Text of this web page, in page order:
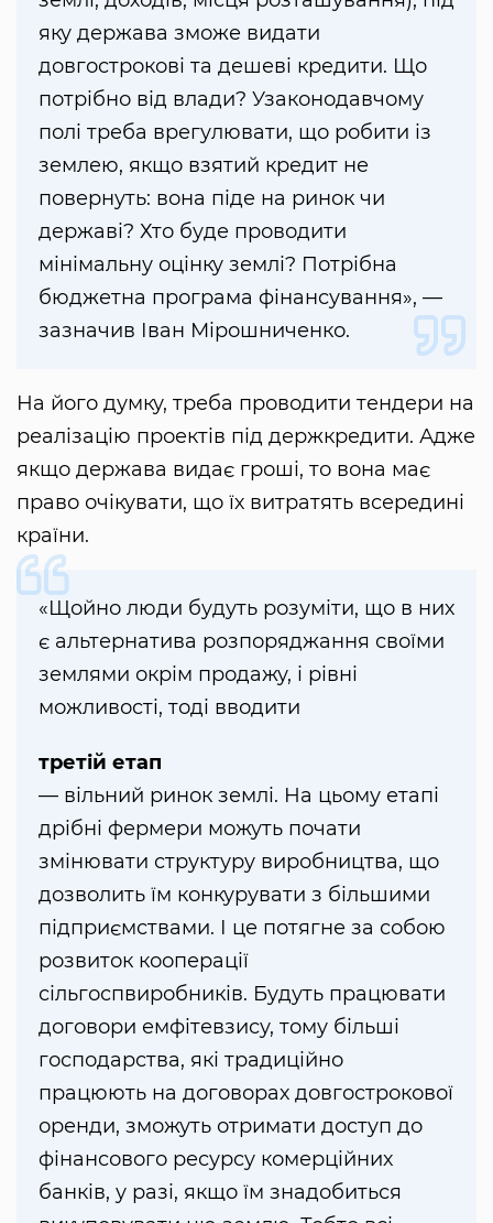
яку держава зможе видати
довгострокові та дешеві кредити. Що
потрібно від влади? Узаконодавчому
полі треба врегулювати, що робити із
землею, якщо взятий кредит не
повернуть: вона піде на ринок чи
державі? Хто буде проводити
мінімальну оцінку землі? Потрібна
бюджетна програма фінансування», —
зазначив Іван Мірошниченко.
На його думку, треба проводити тендери на
реалізацію проектів під держкредити. Адже
якщо держава видає гроші, то вона має
право очікувати, що їх витратять всередині
країни.
«Щойно люди будуть розуміти, що в них
є альтернатива розпоряджання своїми
землями окрім продажу, і рівні
можливості, тоді вводити
третій етап
— вільний ринок землі. На цьому етапі
дрібні фермери можуть почати
змінювати структуру виробництва, що
дозволить їм конкурувати з більшими
підприємствами. І це потягне за собою
розвиток кооперації
сільгоспвиробників. Будуть працювати
договори емфітевзису, тому більші
господарства, які традиційно
працюють на договорах довгострокової
оренди, зможуть отримати доступ до
фінансового ресурсу комерційних
банків, у разі, якщо їм знадобиться